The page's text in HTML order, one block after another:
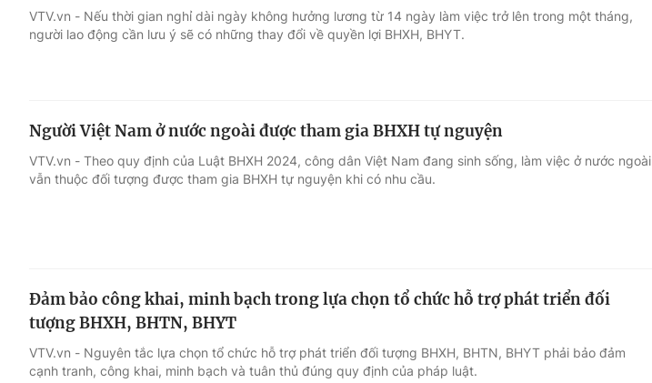
VTV.vn - Nếu thời gian nghỉ dài ngày không hưởng lương từ 14 ngày làm việc trở lên trong một tháng,
người lao động cần lưu ý sẽ có những thay đổi về quyền lợi BHXH, BHYT.
Người Việt Nam ở nước ngoài được tham gia BHXH tự nguyện
VTV.vn - Theo quy định của Luật BHXH 2024, công dân Việt Nam đang sinh sống, làm việc ở nước ngoài
vẫn thuộc đối tượng được tham gia BHXH tự nguyện khi có nhu cầu.
Đảm bảo công khai, minh bạch trong lựa chọn tổ chức hỗ trợ phát triển đối
tượng BHXH, BHTN, BHYT
VTV.vn - Nguyên tắc lựa chọn tổ chức hỗ trợ phát triển đối tượng BHXH, BHTN, BHYT phải bảo đảm
cạnh tranh, công khai, minh bạch và tuân thủ đúng quy định của pháp luật.